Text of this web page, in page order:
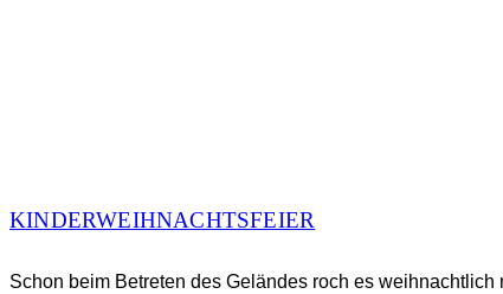
KINDERWEIHNACHTSFEIER
Schon beim Betreten des Geländes roch es